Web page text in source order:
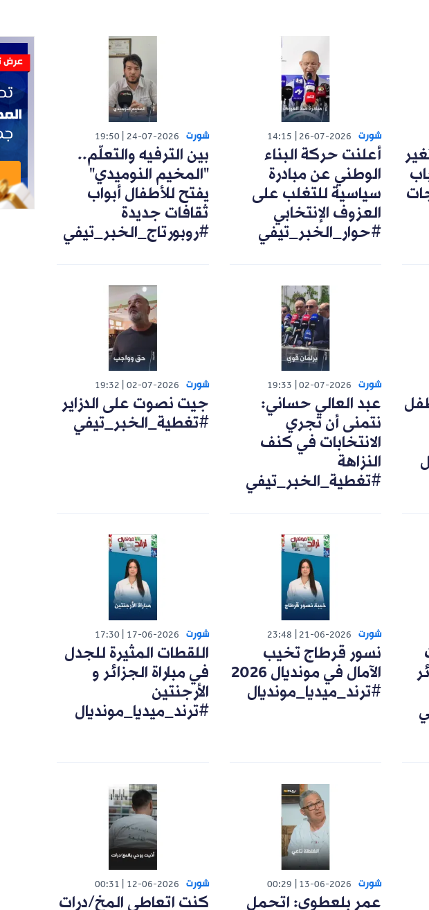
شورت 26-07-2026
14:15
أعلنت حركة البناء
الوطني عن مبادرة
سياسية للتغلب على
العزوف الإنتخابي
#حوار_الخبر_تيفي
شورت 24-07-2026
19:50
بين الترفيه والتعلّم..
"المخيم النوميدي"
يفتح للأطفال أبواب
ثقافات جديدة
#روبورتاج_الخبر_تيفي
شورت 02-07-2026
19:33
عبد العالي حساني:
نتمنى أن تجري
الانتخابات في كنف
النزاهة
#تغطية_الخبر_تيفي
شورت 02-07-2026
19:32
جيت نصوت على الدزاير
#تغطية_الخبر_تيفي
شورت 21-06-2026
23:48
نسور قرطاج تخيب
الآمال في مونديال 2026
#ترند_ميديا_مونديال
شورت 17-06-2026
17:30
اللقطات المثيرة للجدل
في مباراة الجزائر و
الأرجنتين
#ترند_ميديا_مونديال
شورت 13-06-2026
00:29
عمر بلعطوي: اتحمل
شورت 12-06-2026
00:31
كنت اتعاطى المخ/درات